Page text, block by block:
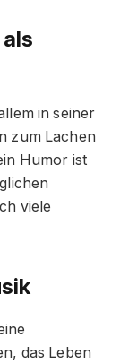
in seiner
zum Lachen
Humor ist
viele
das Leben